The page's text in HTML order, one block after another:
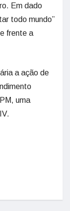
Em dado
todo mundo”
frente a
a ação de
uma